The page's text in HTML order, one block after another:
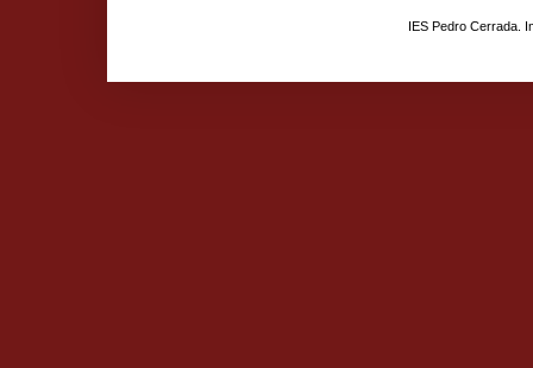
IES Pedro Cerrada.